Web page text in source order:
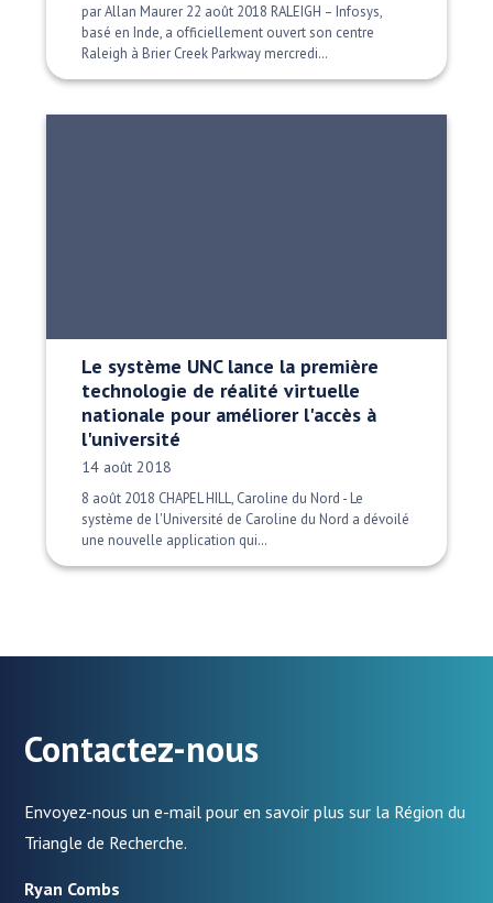
par Allan Maurer 22 août 2018 RALEIGH – Infosys,
basé en Inde, a officiellement ouvert son centre
Raleigh à Brier Creek Parkway mercredi…
Le système UNC lance la première
technologie de réalité virtuelle
nationale pour améliorer l'accès à
l'université
Date publiée:
14 août 2018
8 août 2018 CHAPEL HILL, Caroline du Nord - Le
système de l'Université de Caroline du Nord a dévoilé
une nouvelle application qui…
Contactez-nous
Envoyez-nous un e-mail pour en savoir plus sur la Région du
Triangle de Recherche.
Ryan Combs